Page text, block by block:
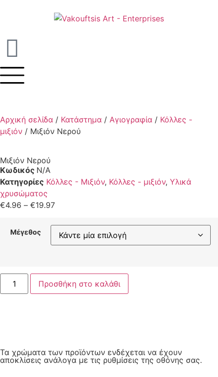
Αρχική σελίδα / Κατάστημα / Αγιογραφία / Κόλλες -
μιξιόν / Μιξιόν Νερού
Μιξιόν Νερού
Κωδικός N/A
Κατηγορίες Κόλλες - Μιξιόν, Κόλλες - μιξιόν, Υλικά
χρυσώματος
€4.96 – €19.97
Μέγεθος
Προσθήκη στο καλάθι
Τα χρώματα των προϊόντων ενδέχεται να έχουν
αποκλίσεις ανάλογα με τις ρυθμίσεις της οθόνης σας.